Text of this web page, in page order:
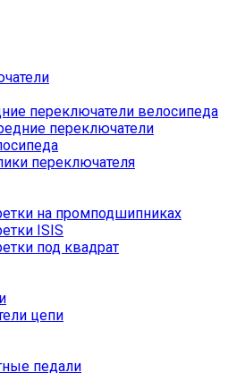
переключатели велосипеда
переключатели
переключателя
на промподшипниках
ISIS
под квадрат
цепи
педали